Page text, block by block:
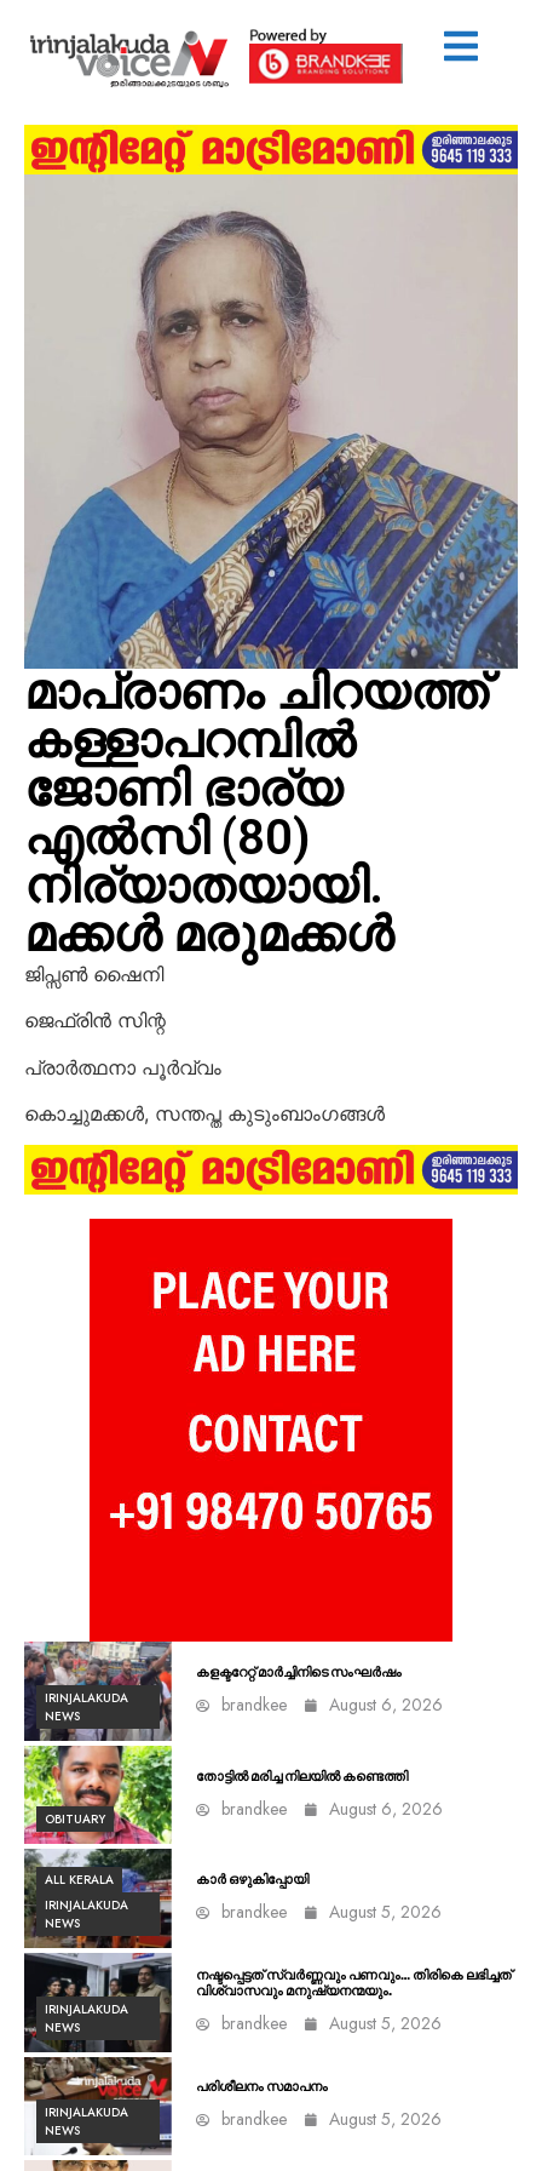
മാപ്രാണം ചിറയത്ത്
കള്ളാപറമ്പിൽ
ജോണി ഭാര്യ
എൽസി (80)
നിര്യാതയായി.
മക്കൾ മരുമക്കൾ
ജിപ്സൺ ഷൈനി
ജെഫ്രിൻ സിന്റ
പ്രാർത്ഥനാ പൂർവ്വം
കൊച്ചുമക്കൾ, സന്തപ്ത കുടുംബാംഗങ്ങൾ
IRINJALAKUDA
NEWS
കളക്ടറേറ്റ് മാർച്ചിനിടെ സംഘർഷം
brandkee August 6, 2026
OBITUARY
തോട്ടിൽ മരിച്ച നിലയിൽ കണ്ടെത്തി
brandkee August 6, 2026
ALL KERALA
IRINJALAKUDA
NEWS
കാർ ഒഴുകിപ്പോയി
brandkee August 5, 2026
IRINJALAKUDA
NEWS
നഷ്ടപ്പെട്ടത് സ്വർണ്ണവും പണവും… തിരികെ ലഭിച്ചത്
വിശ്വാസവും മനുഷ്യനന്മയും.
brandkee August 5, 2026
IRINJALAKUDA
NEWS
പരിശീലനം സമാപനം
brandkee August 5, 2026